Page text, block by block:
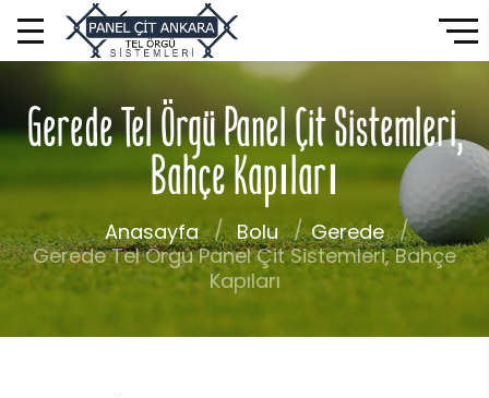
Gerede Tel Örgü Panel Çit Sistemleri,
Bahçe Kapıları
Anasayfa Bolu
Gerede
Gerede Tel Örgü Panel Çit Sistemleri, Bahçe
Kapıları